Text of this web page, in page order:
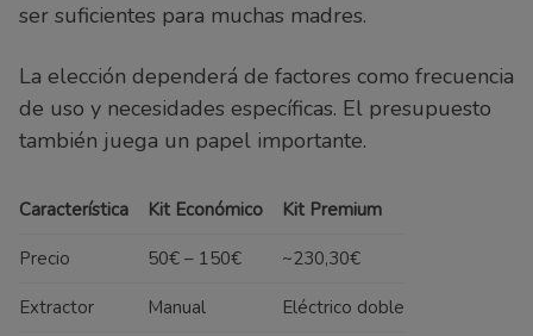
ser suficientes para muchas madres.
La elección dependerá de factores como frecuencia
de uso y necesidades específicas. El presupuesto
también juega un papel importante.
Característica Kit Económico Kit Premium
Precio 50€ – 150€ ~230,30€
Extractor Manual Eléctrico doble